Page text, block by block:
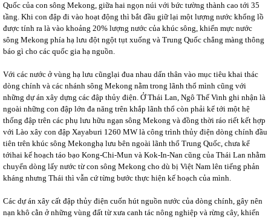
Quốc của con sông Mekong, giữa hai ngọn núi với bức tường thành cao tới 35
tầng. Khi con đập đi vào hoạt động thì bắt đầu giữ lại một lượng nước khổng lồ
được tính ra là vào khoảng 20% lượng nước của khúc sông, khiến mực nước
sông Mekong phía hạ lưu đột ngột tụt xuống và Trung Quốc chẳng màng thông
báo gì cho các quốc gia hạ nguồn.
Với các nước ở vùng hạ lưu cũnglại đua nhau dấn thân vào mục tiêu khai thác
dòng chính và các nhánh sông Mekong nằm trong lãnh thổ mình cũng với
những dự án xây dựng các đập thủy điện. Ở Thái Lan, Ngô Thế Vinh ghi nhận là
ngoài những con đập lớn đa năng trên khắp lãnh thổ còn phải kể tới một hệ
thống đập trên các phụ lưu hữu ngạn sông Mekong và đồng thời ráo riết kết hợp
với Lào xây con đập Xayaburi 1260 MW là công trình thủy điện dòng chính đầu
tiên trên khúc sông Mekonghạ lưu bên ngoài lãnh thổ Trung Quốc, chưa kể
tớihai kế hoạch táo bạo Kong-Chi-Mun và Kok-In-Nan cũng của Thái Lan nhằm
chuyển dòng lấy nước từ con sông Mekong cho dù bị Việt Nam lên tiếng phản
kháng nhưng Thái thì vẫn cứ từng bước thực hiện kế hoạch của mình.
Các dự án xây cất đập thủy điện cuốn hút nguồn nước của dòng chính, gây nên
nạn khô cằn ở những vùng đất từ xưa canh tác nông nghiệp và rừng cây, khiến